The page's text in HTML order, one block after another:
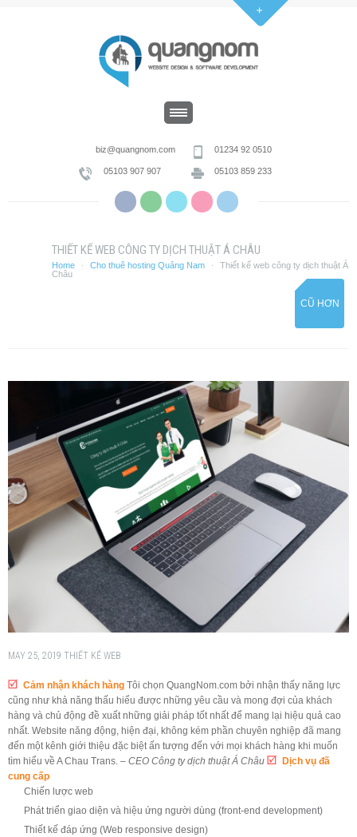
biz@quangnom.com 01234 92 0510
05103 907 907 05103 859 233
THIẾT KẾ WEB CÔNG TY DỊCH THUẬT Á CHÂU
Home · Cho thuê hosting Quảng Nam ·
Thiết kế web công ty dịch thuật Á
Châu
CŨ HƠN
MAY 25, 2019 THIẾT KẾ WEB
Cảm nhận khách hàng Tôi chọn QuangNom.com bởi nhận thấy năng lực
cũng như khả năng thấu hiểu được những yêu cầu và mong đợi của khách
hàng và chủ động đề xuất những giải pháp tốt nhất để mang lại hiệu quả cao
nhất. Website năng động, hiện đại, không kém phần chuyên nghiệp đã mang
đến một kênh giới thiệu đặc biệt ấn tượng đến với mọi khách hàng khi muốn
tìm hiểu về A Chau Trans. – CEO Công ty dịch thuật Á Châu
Dịch vụ đã
cung cấp
Chiến lược web
Phát triển giao diện và hiệu ứng người dùng (front-end development)
Thiết kế đáp ứng (Web responsive design)